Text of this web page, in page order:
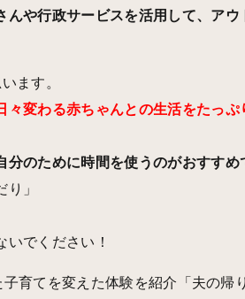
や行政サービスを活用して、アウ
ます。
々変わる赤ちゃんとの生活をたっ
分のために時間を使うのがおすすめ
り」
でください！
育てを変えた体験を紹介「 夫の帰